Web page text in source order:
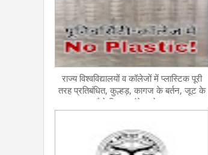
राज्य विश्वविद्यालयों व कॉलेजों में प्लास्टिक पूरी
तरह प्रतिबंधित, कुल्हड़, कागज के बर्तन, जूट के
थैले किए जाएंगे इस्तेमाल